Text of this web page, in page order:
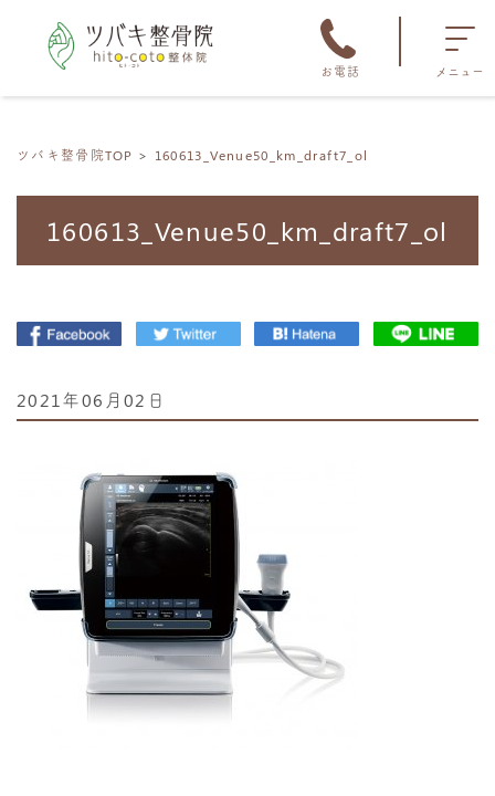
お電話 メニュー
ツバキ整骨院TOP 160613_Venue50_km_draft7_ol
160613_Venue50_km_draft7_ol
2021年06月02日